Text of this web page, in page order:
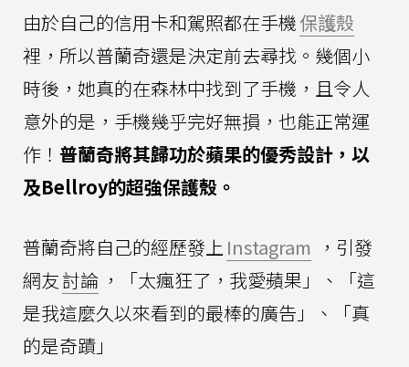
由於自己的信用卡和駕照都在手機保護殼
裡，所以普蘭奇還是決定前去尋找。幾個小
時後，她真的在森林中找到了手機，且令人
意外的是，手機幾乎完好無損，也能正常運
作！ 普蘭奇將其歸功於蘋果的優秀設計，以
及Bellroy的超強保護殼。
普蘭奇將自己的經歷發上 Instagram ，引發
網友討論 ，「太瘋狂了，我愛蘋果」、「這
是我這麼久以來看到的最棒的廣告」、「真
的是奇蹟」